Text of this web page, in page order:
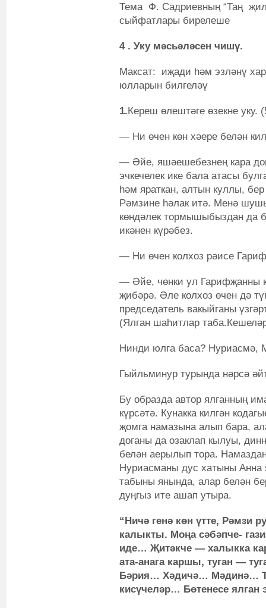
Тема Ф. Садриевның “Таң
сыйфатлары бирелеше
4 . Уку мәсьәләсен чишү.
Максат: иҗади һәм эзләнү
юлларын билгеләү
1.Кереш өлештәге өзекне уку.
— Ни өчен көн хәере белән
— Әйе, яшәешебезнең кара
эчкечелек ике бала атасы
һәм яраткан, алтын куллы,
Рәмзине һәлак итә. Менә
көндәлек тормышыбыздан да
икәнен күрәбез.
— Ни өчен колхоз рәисе
— Әйе, чөнки ул Гарифҗанны
җибәрә. Әле колхоз өчен дә
председатель вакыйганы
(Ялган шаһитлар
Нинди юлга баса? Нуриасмә,
Гыйльминур турында нәрсә
Бу образда автор ялганның
күрсәтә. Кунакка килгән
җомга намазына алып бара,
доганы да озаклап кылуы,
белән аерылып тора.
Нуриасманы дус хатыны Анна
табыны янында, алар белән
дуңгыз ите ашап утыра.
“Ничә генә көн үтте, Рәмзи
калыкты. Моңа сәбәпче-
иде… Җитәкче — халыкка
ата-анага каршы, туган —
Бәрия… Хәдичә… Мәдинә…
кисүчеләр… Бөтенесе